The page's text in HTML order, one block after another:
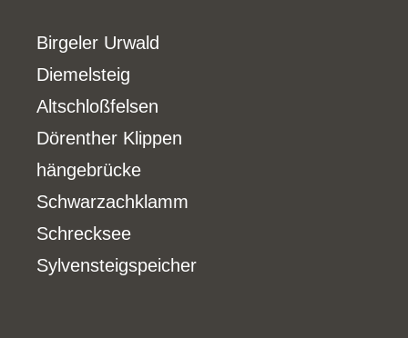
Birgeler Urwald
Diemelsteig
Altschloßfelsen
Dörenther Klippen
hängebrücke
Schwarzachklamm
Schrecksee
Sylvensteigspeicher